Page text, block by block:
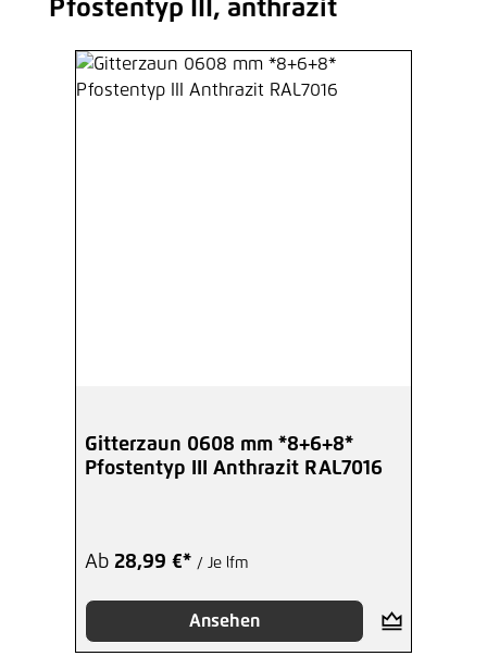
Pfostentyp III, anthrazit
Gitterzaun 0608 mm *8+6+8*
Pfostentyp III Anthrazit RAL7016
Ab 28,99 €* / Je lfm
Ansehen